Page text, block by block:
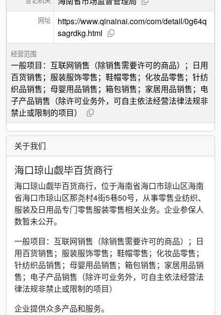
网址
https://www.qinainai.com/com/detail/0g64q
sagrdkg.html
经营范围
一般项目：互联网销售（除销售需要许可的商品）；日用
百货销售；服装服饰零售；鞋帽零售；化妆品零售；针纺
织品销售；母婴用品销售；箱包销售；家居用品销售；电
子产品销售（除许可业务外，可自主依法经营法律法规非
禁止或限制的项目）
关于我们
海口琼山觑毕百货商行
海口琼山觑毕百货商行，位于海南省海口市琼山区海南
省海口市琼山区那尧村4街5巷50号，从事零售业纺织、
服装及日用品专门零售服装零售相关业务。企业参保人
数暂未公开。
一般项目：互联网销售（除销售需要许可的商品）；日
用百货销售；服装服饰零售；鞋帽零售；化妆品零售；
针纺织品销售；母婴用品销售；箱包销售；家居用品销
售；电子产品销售（除许可业务外，可自主依法经营法
律法规非禁止或限制的项目）
企业提供众多产品和服务。